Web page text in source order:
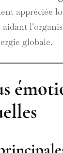
appréciée
globale.